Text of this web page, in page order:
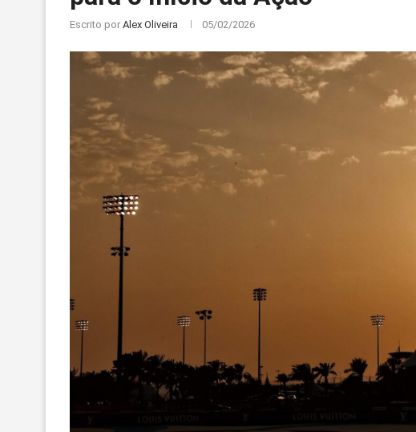
Escrito por Alex Oliveira 05/02/2026